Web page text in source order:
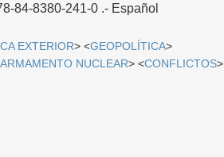
84-8380-241-0 .- Español
EXTERIOR> <GEOPOLÍTICA>
ARMAMENTO NUCLEAR> <CONFLICTOS>